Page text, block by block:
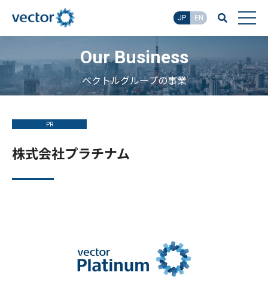
JP EN
Our Business
ベクトルグループの事業
PR
株式会社プラチナム